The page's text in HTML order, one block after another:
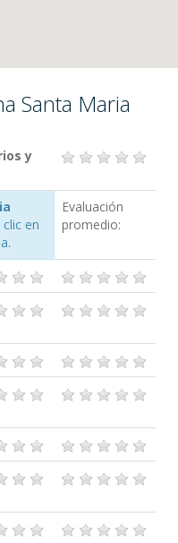
Santa Maria
y
en
Evaluación
promedio: